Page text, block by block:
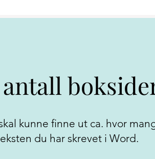
kunne finne ut ca. hvor
du har skrevet i Word.